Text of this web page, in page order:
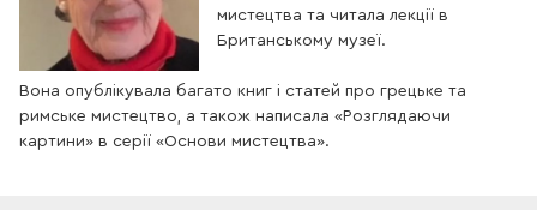
мистецтва та читала лекції в
Британському музеї.
Вона опублікувала багато книг і статей про грецьке та
римське мистецтво, а також написала «Розглядаючи
картини» в серії «Основи мистецтва».